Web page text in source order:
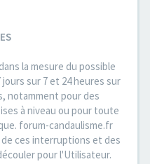
la mesure du possible
sur 7 et 24 heures sur
notamment pour des
à niveau ou pour toute
forum-candaulisme.fr
ces interruptions et des
pour l'Utilisateur.